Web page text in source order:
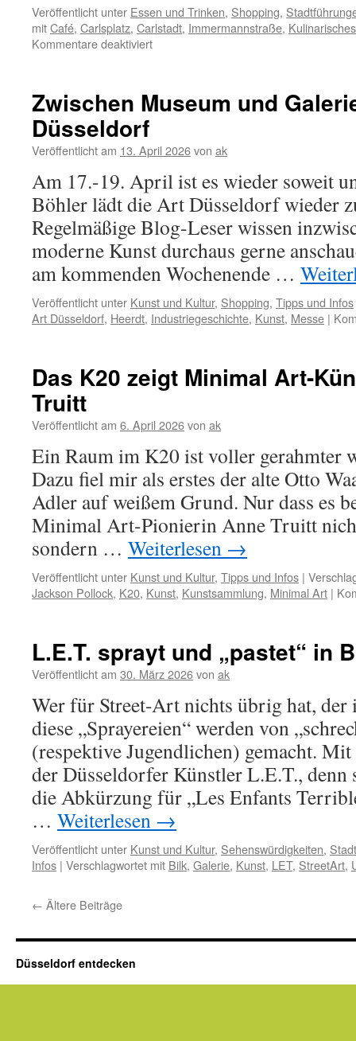
Veröffentlicht unter Essen und Trinken, Shopping,
mitCafé, Carlsplatz, Carlstadt, Immermannstraße, Kulinarisches
Kommentare deaktiviertfür
auch
Zwischen Museum und
Düsseldorf
Veröffentlicht am 13. April 2026von ak
Am 17.-19. April ist es wieder soweit
Böhler lädt die Art Düsseldorf wieder
Regelmäßige Blog-Leser wissen
moderne Kunst durchaus gerne
am kommenden Wochenende …
Veröffentlicht unter Kunst und Kultur, Shopping, Tipps und Infos
Art Düsseldorf, Heerdt, Industriegeschichte, Kunst, Messe |
Das K20 zeigt Minimal Art-
Truitt
Veröffentlicht am 6. April 2026von ak
Ein Raum im K20 ist voller gerahmter
Dazu fiel mir als erstes der alte Otto
Adler auf weißem Grund. Nur dass es
Minimal Art-Pionierin Anne Truitt
sondern … Weiterlesen →
Veröffentlicht unter Kunst und Kultur, Tipps und Infos |
Jackson Pollock, K20, Kunst, Kunstsammlung, Minimal Art |
L.E.T. sprayt und „pastet“ in
Veröffentlicht am 30. März 2026von ak
Wer für Street-Art nichts übrig hat, der
diese „Sprayereien“ werden von
(respektive Jugendlichen) gemacht.
der Düsseldorfer Künstler L.E.T., denn
die Abkürzung für „Les Enfants
… Weiterlesen →
Veröffentlicht unter Kunst und Kultur, Sehenswürdigkeiten,
Infos | Verschlagwortet mit Bilk, Galerie, Kunst, LET, StreetArt,
← Ältere Beiträge
Düsseldorf entdecken